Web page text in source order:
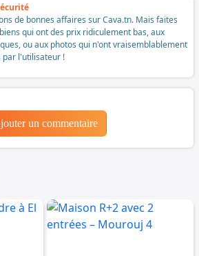
de bonnes affaires sur Cava.tn. Mais faites
qui ont des prix ridiculement bas, aux
ou aux photos qui n'ont vraisemblablement
par l'utilisateur !
un commentaire